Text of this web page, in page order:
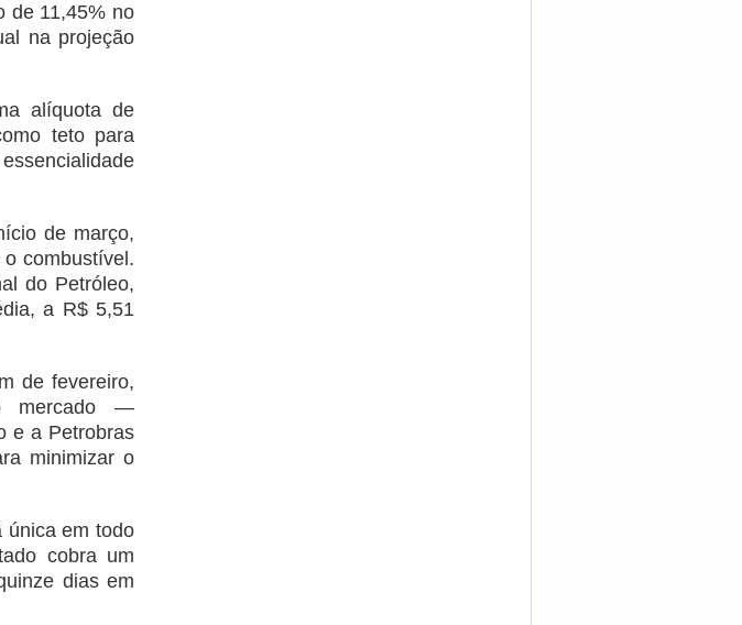
de 11,45% no
na projeção
alíquota de
teto para
de março,
combustível.
do Petróleo,
a R$ 5,51
de fevereiro,
mercado —
e a Petrobras
minimizar o
única em todo
cobra um
dias em